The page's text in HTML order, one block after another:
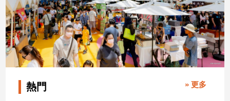
推
薦
科
技/
遊
戲
動
熱門 » 更多